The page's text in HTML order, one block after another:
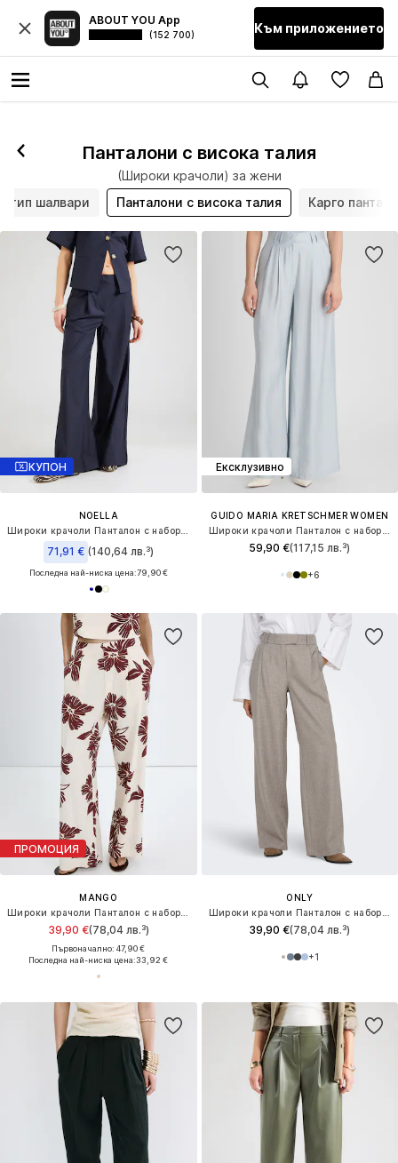
ABOUT YOU App
(152 700) Към приложението
Панталони с висока талия
(Широки крачоли) за жени
тип шалвари
Панталони с висока талия Карго
КУПОН
NOELLA
71,91 € (140,64 лв.³)
Последна най-ниска цена:79,90 €
Ексклузивно
GUIDO MARIA KRETSCHMER WOMEN
59,90 €(117,15 лв.³)
+6
ПРОМОЦИЯ
MANGO
39,90 €(78,04 лв.³)
Първоначално: 47,90 €
Последна най-ниска цена:33,92 €
ONLY
39,90 €(78,04 лв.³)
+1